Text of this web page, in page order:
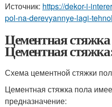
Источник: https://dekor-i-
pol-na-derevyannye-lagi-
Цементная
Цементная
Схема цементной стяжки
Цементная стяжка пола
предназначение: